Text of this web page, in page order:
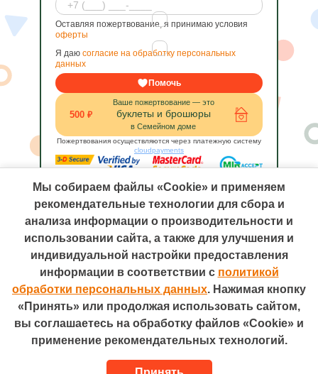
Оставляя пожертвование, я принимаю условия
оферты
Я даю согласие на обработку персональных
данных
Помочь
500 ₽
Ваше пожертвование — это
буклеты и брошюры
в Семейном доме
Пожертвования осуществляются через платежную систему
cloudpayments
Телефон: +7 (495) 755-66-00
Электронная почта: 7yavmeste@qsrsystem.ru
Адрес: 115054, Москва, ул. Валовая, д. 26
Разработано в
Сведения об образовательной организации
Мы собираем файлы «Cookie» и применяем
рекомендательные технологии для сбора и
анализа информации о производительности и
использовании сайта, а также для улучшения и
индивидуальной настройки предоставления
информации в соответствии с политикой
обработки персональных данных. Нажимая кнопку
«Принять» или продолжая использовать сайтом,
вы соглашаетесь на обработку файлов «Cookie» и
применение рекомендательных технологий.